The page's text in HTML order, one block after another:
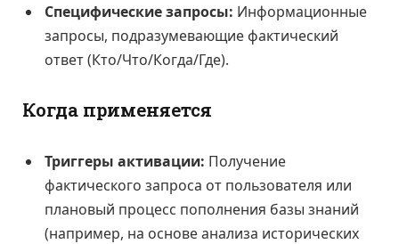
Специфические запросы: Информационные
запросы, подразумевающие фактический
ответ (Кто/Что/Когда/Где).
Когда применяется
Триггеры активации: Получение
фактического запроса от пользователя или
плановый процесс пополнения базы знаний
(например, на основе анализа исторических